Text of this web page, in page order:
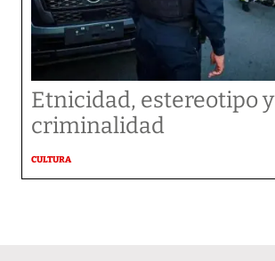
Etnicidad, estereotipo y
criminalidad
CULTURA